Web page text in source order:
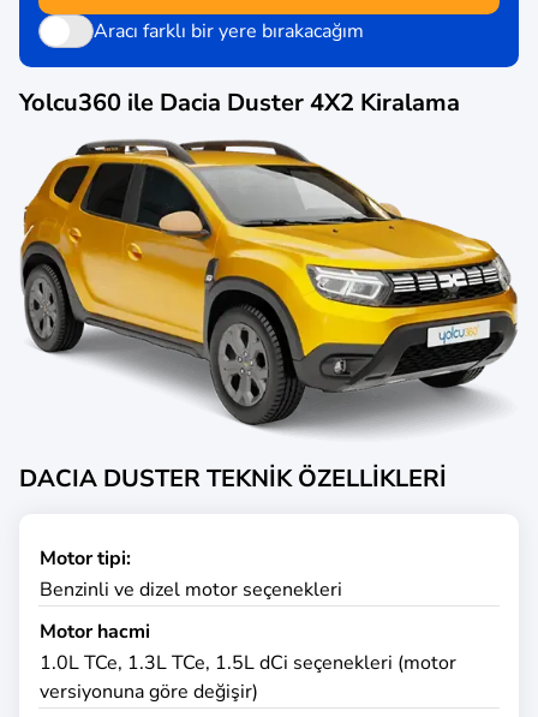
Aracı farklı bir yere bırakacağım
Yolcu360 ile Dacia Duster 4X2 Kiralama
DACIA DUSTER TEKNİK ÖZELLİKLERİ
Motor tipi:
Benzinli ve dizel motor seçenekleri
Motor hacmi
1.0L TCe, 1.3L TCe, 1.5L dCi seçenekleri (motor
versiyonuna göre değişir)